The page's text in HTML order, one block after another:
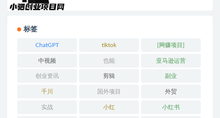
标签
ChatGPT tiktok [网赚项目]
中视频 也能 亚马逊运营
创业资讯 剪辑 副业
千川 国外项目 外贸
实战 小红 小红书